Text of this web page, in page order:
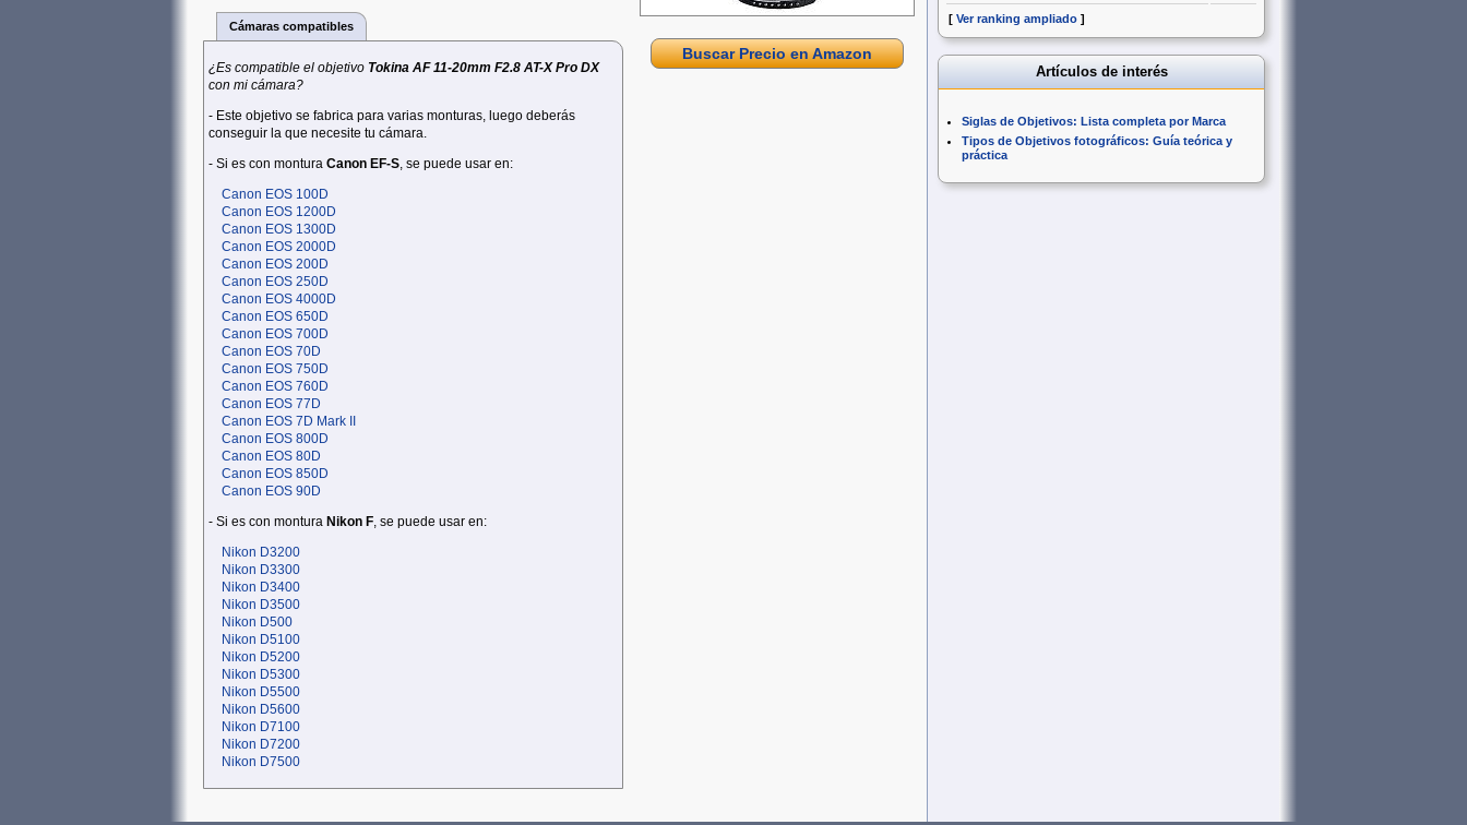
Cámaras compatibles
¿Es compatible el objetivo Tokina AF 11-20mm F2.8 AT-X Pro DX
con mi cámara?
- Este objetivo se fabrica para varias monturas, luego deberás
conseguir la que necesite tu cámara.
- Si es con montura Canon EF-S, se puede usar en:
Canon EOS 100D
Canon EOS 1200D
Canon EOS 1300D
Canon EOS 2000D
Canon EOS 200D
Canon EOS 250D
Canon EOS 4000D
Canon EOS 650D
Canon EOS 700D
Canon EOS 70D
Canon EOS 750D
Canon EOS 760D
Canon EOS 77D
Canon EOS 7D Mark II
Canon EOS 800D
Canon EOS 80D
Canon EOS 850D
Canon EOS 90D
- Si es con montura Nikon F, se puede usar en:
Nikon D3200
Nikon D3300
Nikon D3400
Nikon D3500
Nikon D500
Nikon D5100
Nikon D5200
Nikon D5300
Nikon D5500
Nikon D5600
Nikon D7100
Nikon D7200
Nikon D7500
Buscar Precio en Amazon
[ Ver ranking ampliado ]
Artículos de interés
Siglas de Objetivos: Lista completa por Marca
Tipos de Objetivos fotográficos: Guía teórica y
práctica